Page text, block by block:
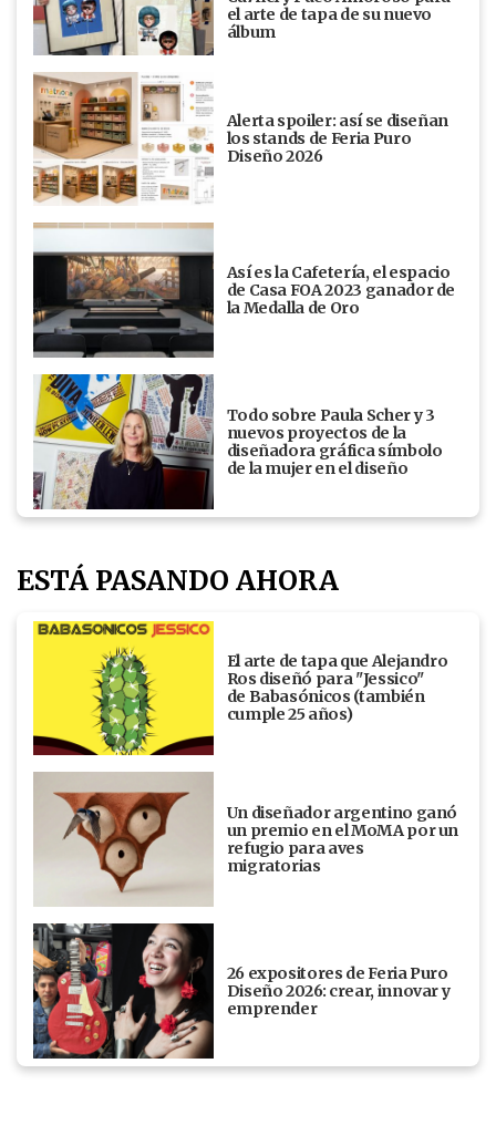
el arte de tapa de su nuevo
álbum
Alerta spoiler: así se diseñan
los stands de Feria Puro
Diseño 2026
Así es la Cafetería, el espacio
de Casa FOA 2023 ganador de
la Medalla de Oro
Todo sobre Paula Scher y 3
nuevos proyectos de la
diseñadora gráfica símbolo
de la mujer en el diseño
ESTÁ PASANDO AHORA
El arte de tapa que Alejandro
Ros diseñó para "Jessico"
de Babasónicos (también
cumple 25 años)
Un diseñador argentino ganó
un premio en el MoMA por un
refugio para aves
migratorias
26 expositores de Feria Puro
Diseño 2026: crear, innovar y
emprender